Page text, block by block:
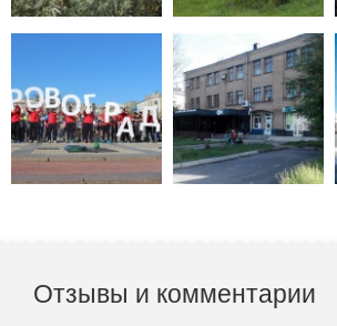
Отзывы и комментарии